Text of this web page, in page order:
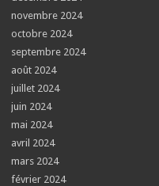
novembre 2024
octobre 2024
septembre 2024
août 2024
juillet 2024
juin 2024
mai 2024
avril 2024
mars 2024
février 2024